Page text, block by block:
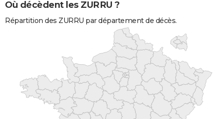
Où décèdent les ZURRU ?
Répartition des ZURRU par département de décès.